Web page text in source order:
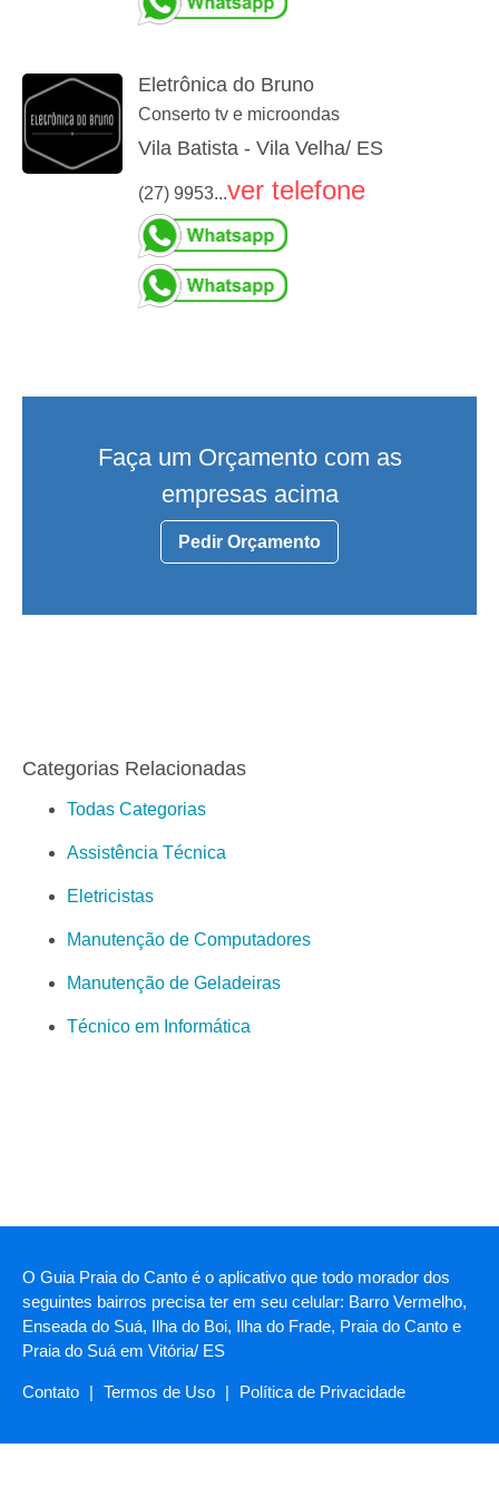
Eletrônica do Bruno
Conserto tv e microondas
Vila Batista - Vila Velha/ ES
(27) 9953...ver telefone
Faça um Orçamento com as
empresas acima
Pedir Orçamento
Categorias Relacionadas
Todas Categorias
Assistência Técnica
Eletricistas
Manutenção de Computadores
Manutenção de Geladeiras
Técnico em Informática
O Guia Praia do Canto é o aplicativo que todo morador dos
seguintes bairros precisa ter em seu celular: Barro Vermelho,
Enseada do Suá, Ilha do Boi, Ilha do Frade, Praia do Canto e
Praia do Suá em Vitória/ ES
Contato | Termos de Uso | Política de Privacidade